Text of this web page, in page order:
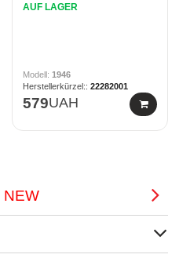
AUF LAGER
1946
22282001
579UAH
NEW